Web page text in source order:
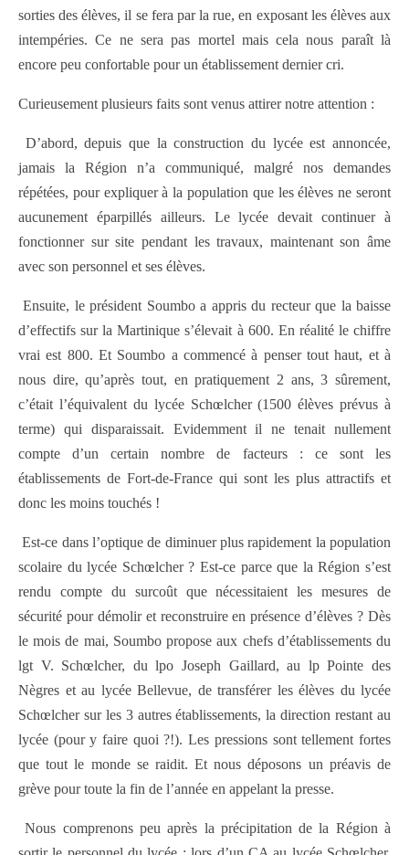
sorties des élèves, il se fera par la rue, en exposant les élèves aux
intempéries. Ce ne sera pas mortel mais cela nous paraît là
encore peu confortable pour un établissement dernier cri.
Curieusement plusieurs faits sont venus attirer notre attention :
D’abord, depuis que la construction du lycée est annoncée,
jamais la Région n’a communiqué, malgré nos demandes
répétées, pour expliquer à la population que les élèves ne seront
aucunement éparpillés ailleurs. Le lycée devait continuer à
fonctionner sur site pendant les travaux, maintenant son âme
avec son personnel et ses élèves.
Ensuite, le président Soumbo a appris du recteur que la baisse
d’effectifs sur la Martinique s’élevait à 600. En réalité le chiffre
vrai est 800. Et Soumbo a commencé à penser tout haut, et à
nous dire, qu’après tout, en pratiquement 2 ans, 3 sûrement,
c’était l’équivalent du lycée Schœlcher (1500 élèves prévus à
terme) qui disparaissait. Evidemment il ne tenait nullement
compte d’un certain nombre de facteurs : ce sont les
établissements de Fort-de-France qui sont les plus attractifs et
donc les moins touchés !
Est-ce dans l’optique de diminuer plus rapidement la population
scolaire du lycée Schœlcher ? Est-ce parce que la Région s’est
rendu compte du surcoût que nécessitaient les mesures de
sécurité pour démolir et reconstruire en présence d’élèves ? Dès
le mois de mai, Soumbo propose aux chefs d’établissements du
lgt V. Schœlcher, du lpo Joseph Gaillard, au lp Pointe des
Nègres et au lycée Bellevue, de transférer les élèves du lycée
Schœlcher sur les 3 autres établissements, la direction restant au
lycée (pour y faire quoi ?!). Les pressions sont tellement fortes
que tout le monde se raidit. Et nous déposons un préavis de
grève pour toute la fin de l’année en appelant la presse.
Nous comprenons peu après la précipitation de la Région à